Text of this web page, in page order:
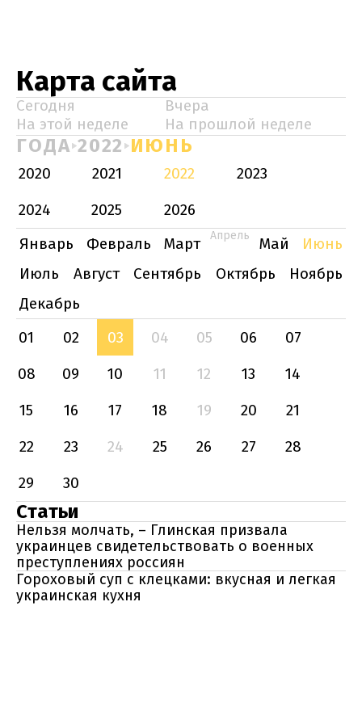
Карта сайта
Сегодня
Вчера
На этой неделе
На прошлой неделе
ГОДА 2022 ИЮНЬ
2020 2021 2022
2023
2024
2025
2026
Январь
Февраль Март Апрель Май
Июнь
Июль
Август Сентябрь Октябрь
Ноябрь
Декабрь
01
02 03 04 05 06
07
08
09 10 11 12 13
14
15
16 17 18 19 20
21
22
23 24 25 26 27
28
29
30
Статьи
Нельзя молчать, – Глинская призвала
украинцев свидетельствовать о военных
преступлениях россиян
Гороховый суп с клецками: вкусная и легкая
украинская кухня